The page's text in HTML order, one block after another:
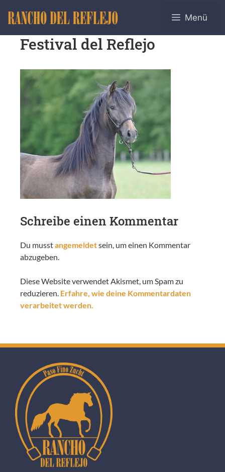
Menü
Festival del Reflejo
Schreibe einen Kommentar
Du musstangemeldetsein, um einen Kommentar
abzugeben.
Diese Website verwendet Akismet, um Spam zu
reduzieren. Erfahre, wie deine Kommentardaten
verarbeitet werden.